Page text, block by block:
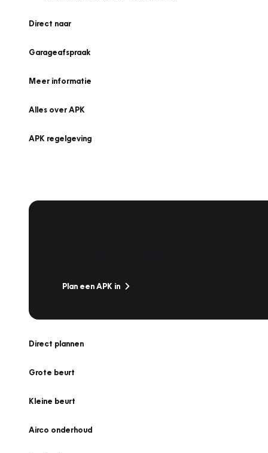
Direct naar
Garageafspraak
Meer informatie
Alles over APK
APK regelgeving
Plan een APK in
Direct plannen
Grote beurt
Kleine beurt
Airco onderhoud